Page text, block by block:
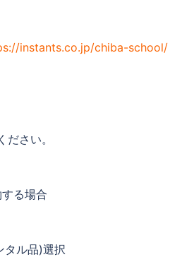
instants.co.jp/chiba-school/
さい。
る場合
タル品)選択